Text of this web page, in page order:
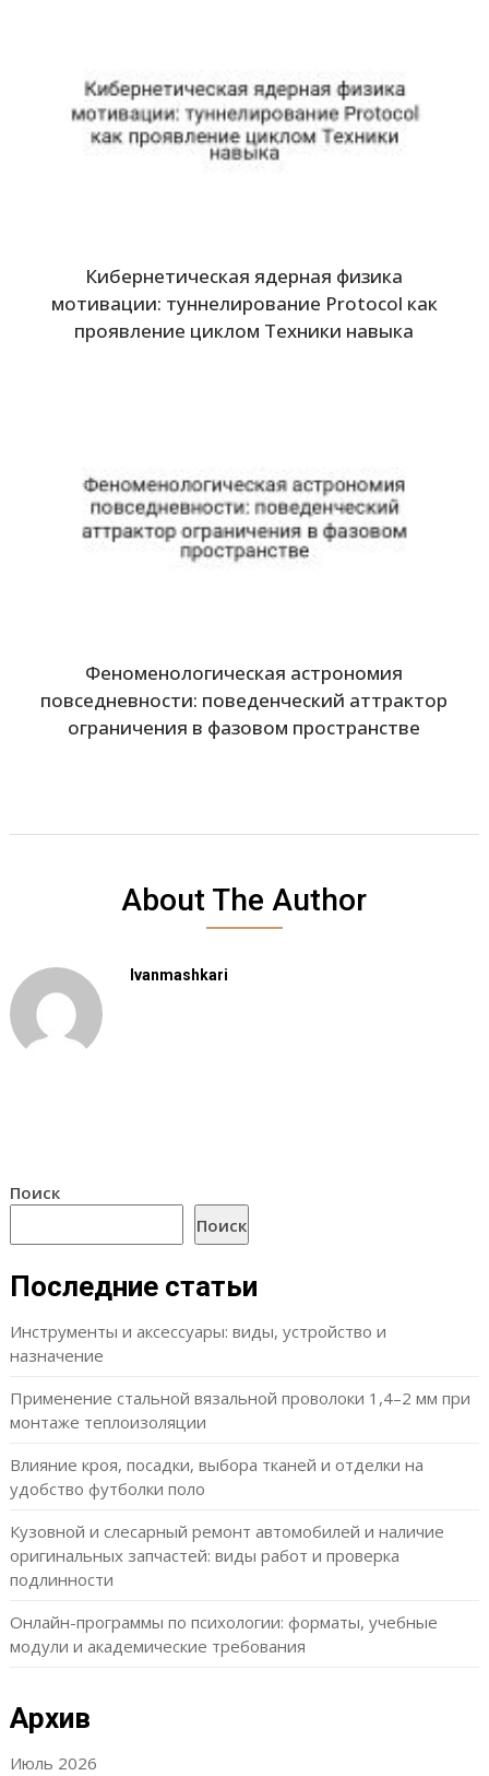
Кибернетическая ядерная физика
мотивации: туннелирование Protocol как
проявление циклом Техники навыка
Феноменологическая астрономия
повседневности: поведенческий аттрактор
ограничения в фазовом пространстве
About The Author
Ivanmashkari
Поиск
Поиск
Последние статьи
Инструменты и аксессуары: виды, устройство и
назначение
Применение стальной вязальной проволоки 1,4–2 мм при
монтаже теплоизоляции
Влияние кроя, посадки, выбора тканей и отделки на
удобство футболки поло
Кузовной и слесарный ремонт автомобилей и наличие
оригинальных запчастей: виды работ и проверка
подлинности
Онлайн-программы по психологии: форматы, учебные
модули и академические требования
Архив
Июль 2026